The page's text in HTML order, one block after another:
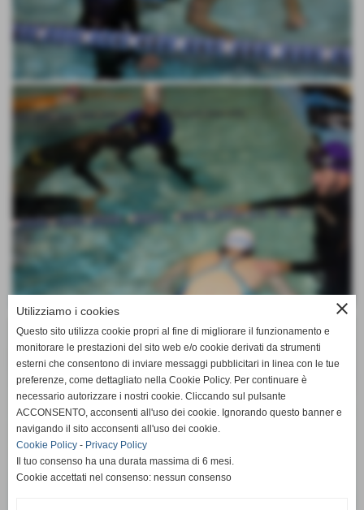
close
Utilizziamo i cookies
Questo sito utilizza cookie propri al fine di migliorare il funzionamento e
monitorare le prestazioni del sito web e/o cookie derivati da strumenti
esterni che consentono di inviare messaggi pubblicitari in linea con le tue
preferenze, come dettagliato nella Cookie Policy. Per continuare è
necessario autorizzare i nostri cookie. Cliccando sul pulsante
ACCONSENTO, acconsenti all'uso dei cookie. Ignorando questo banner e
navigando il sito acconsenti all'uso dei cookie.
Cookie Policy - Privacy Policy
Il tuo consenso ha una durata massima di 6 mesi.
Cookie accettati nel consenso: nessun consenso